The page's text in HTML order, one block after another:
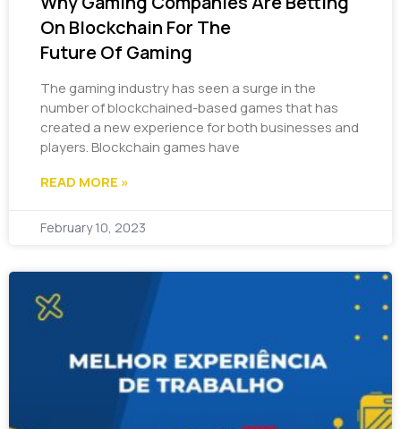
On Blockchain For The
Future Of Gaming
The gaming industry has seen a surge in the
number of blockchained-based games that has
created a new experience for both businesses and
players. Blockchain games have
READ MORE »
February 10, 2023